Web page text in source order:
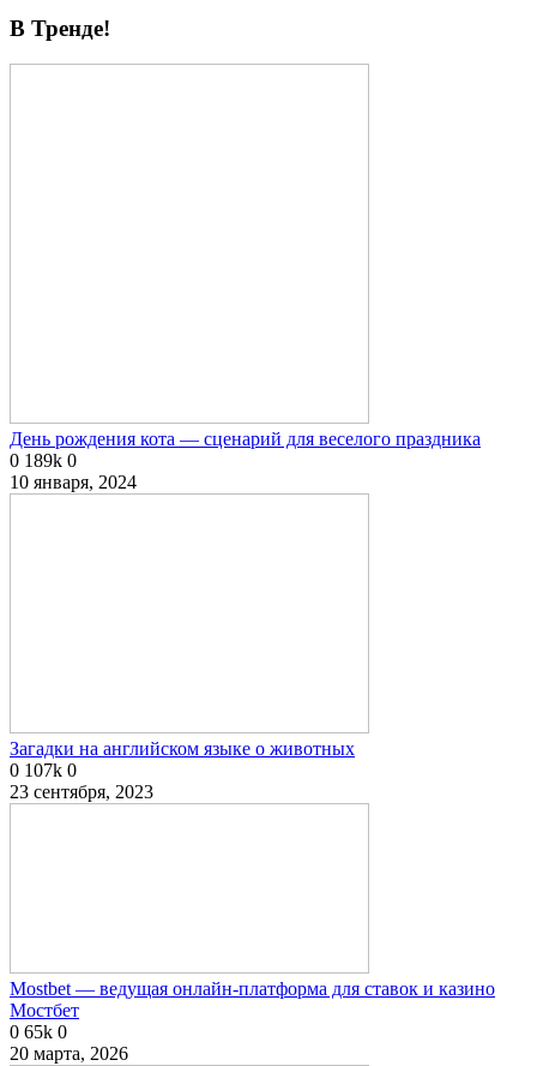
В Тренде!
День рождения кота — сценарий для веселого праздника
0 189k 0
10 января, 2024
Загадки на английском языке о животных
0 107k 0
23 сентября, 2023
Mostbet — ведущая онлайн-платформа для ставок и казино
Мостбет
0 65k 0
20 марта, 2026